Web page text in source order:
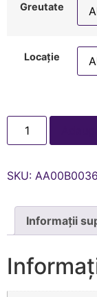
Greutate
Locație
SKU:
Informații